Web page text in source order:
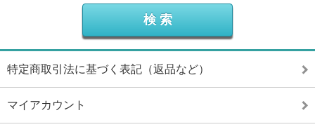
特定商取引法に基づく表記（返品など）
マイアカウント